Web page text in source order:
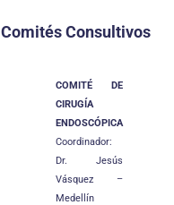
Comités Consultivos
COMITÉ DE
CIRUGÍA
ENDOSCÓPICA
Coordinador:
Dr. Jesús
Vásquez –
Medellín